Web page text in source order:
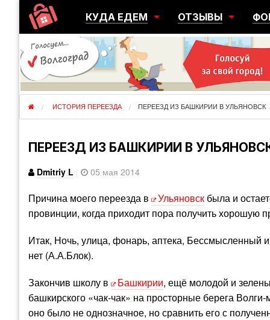
КУДА ЕДЕМ
ГОРОДА
РЕГИОНЫ
ОТЗЫВЫ
ПЕРЕЕЗДЫ
ЭМИГРАЦИЯ
ИСТОРИЯ ПЕРЕЕЗДА ПЕРЕЕЗД ИЗ БАШКИРИИ В УЛЬЯНОВСК
ПЕРЕЕЗД ИЗ БАШКИРИИ В
Dmitriy L 05 мая 2014
Причина моего переезда в Ульяновск была и
провинции, когда приходит пора получить хорошую
Итак, Ночь, улица, фонарь, аптека, Бессмысленный
нет (А.А.Блок).
Закончив школу в
Башкирии, ещё молодой и
башкирского «чак-чак» на просторные берега
оно было не однозначное, но сравнить его с